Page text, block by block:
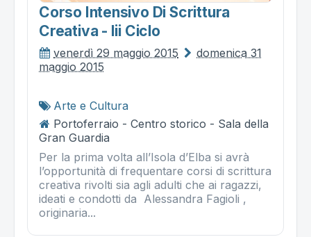
Corso Intensivo Di Scrittura
Creativa - Iii Ciclo
venerdì 29 maggio 2015
domenica 31
maggio 2015
Arte e Cultura
Portoferraio - Centro storico - Sala della
Gran Guardia
Per la prima volta all’Isola d’Elba si avrà
l’opportunità di frequentare corsi di scrittura
creativa rivolti sia agli adulti che ai ragazzi,
ideati e condotti da Alessandra Fagioli ,
originaria...